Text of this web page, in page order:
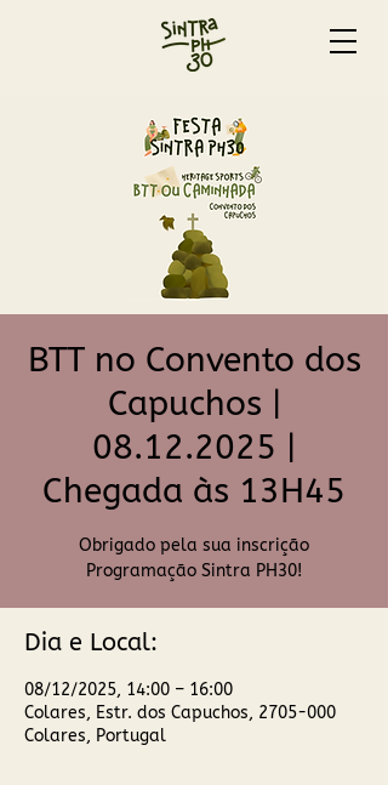
BTT no Convento dos
Capuchos |
08.12.2025 |
Chegada às 13H45
Obrigado pela sua inscrição
Programação Sintra PH30!
Dia e Local:
08/12/2025, 14:00 – 16:00
Colares, Estr. dos Capuchos, 2705-000
Colares, Portugal